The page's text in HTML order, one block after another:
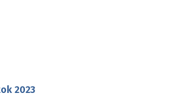
2023